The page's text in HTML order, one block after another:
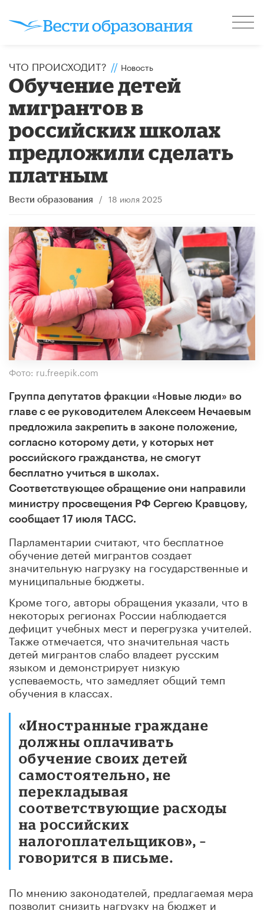
ЧТО ПРОИСХОДИТ? // Новость
Обучение детей
мигрантов в
российских школах
предложили сделать
платным
Вести образования / 18 июля 2025
Фото: ru.freepik.com
Группа депутатов фракции «Новые люди» во
главе с ее руководителем Алексеем Нечаевым
предложила закрепить в законе положение,
согласно которому дети, у которых нет
российского гражданства, не смогут
бесплатно учиться в школах.
Соответствующее обращение они направили
министру просвещения РФ Сергею Кравцову,
сообщает 17 июля ТАСС.
Парламентарии считают, что бесплатное
обучение детей мигрантов создает
значительную нагрузку на государственные и
муниципальные бюджеты.
Кроме того, авторы обращения указали, что в
некоторых регионах России наблюдается
дефицит учебных мест и перегрузка учителей.
Также отмечается, что значительная часть
детей мигрантов слабо владеет русским
языком и демонстрирует низкую
успеваемость, что замедляет общий темп
обучения в классах.
«Иностранные граждане
должны оплачивать
обучение своих детей
самостоятельно, не
перекладывая
соответствующие расходы
на российских
налогоплательщиков», –
говорится в письме.
По мнению законодателей, предлагаемая мера
позволит снизить нагрузку на бюджет и